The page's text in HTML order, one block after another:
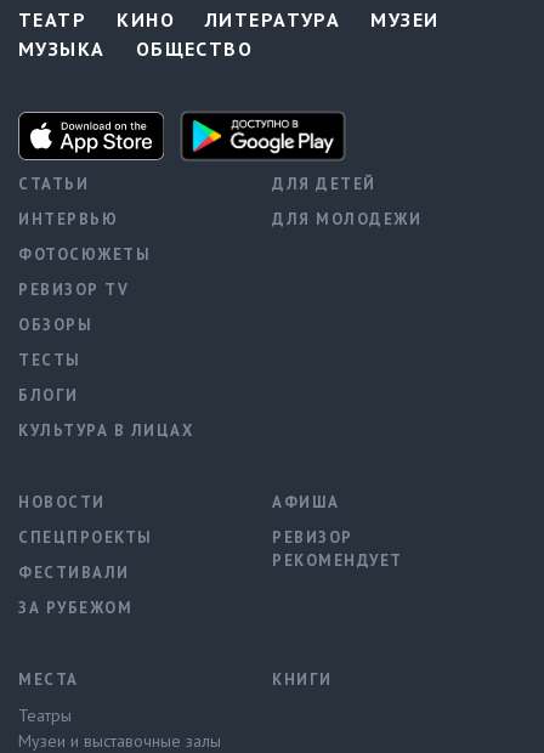
ТЕАТР КИНО ЛИТЕРАТУРА
МУЗЕИ
МУЗЫКА
ОБЩЕСТВО
СТАТЬИ
ИНТЕРВЬЮ
ФОТОСЮЖЕТЫ
РЕВИЗОР TV
ОБЗОРЫ
ТЕСТЫ
БЛОГИ
КУЛЬТУРА В ЛИЦАХ
ДЛЯ ДЕТЕЙ
ДЛЯ МОЛОДЕЖИ
НОВОСТИ
СПЕЦПРОЕКТЫ
ФЕСТИВАЛИ
ЗА РУБЕЖОМ
АФИША
РЕВИЗОР
РЕКОМЕНДУЕТ
МЕСТА
Театры
Музеи и выставочные залы
КНИГИ